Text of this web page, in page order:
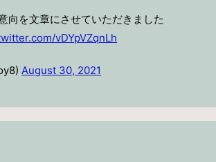
向を文章にさせていただきました
vDYpVZqnLh
August 30, 2021